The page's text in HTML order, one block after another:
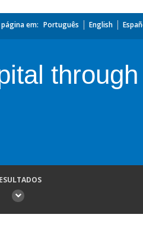
em: Português English